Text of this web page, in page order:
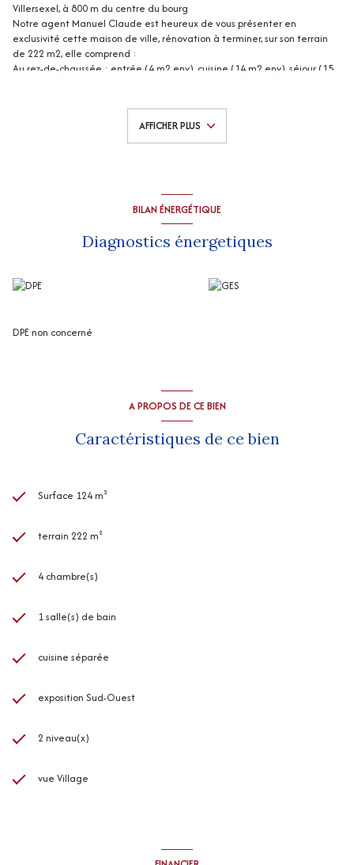
Villersexel, à 800 m du centre du bourg
Notre agent Manuel Claude est heureux de vous présenter en
exclusivité cette maison de ville, rénovation à terminer, sur son terrain
de 222 m2, elle comprend :
Au rez-de-chaussée : entrée (4 m2 env), cuisine (14 m2 env), séjour (15
A l'étage : dégagement (3 m2 env), 4 chambres (12, 12, 13, 18 m2 env),
AFFICHER PLUS
BILAN ÉNERGÉTIQUE
Diagnostics énergetiques
DPE non concerné
A PROPOS DE CE BIEN
Caractéristiques de ce bien
Surface 124 m²
terrain 222 m²
4 chambre(s)
1 salle(s) de bain
cuisine séparée
exposition Sud-Ouest
2 niveau(x)
vue Village